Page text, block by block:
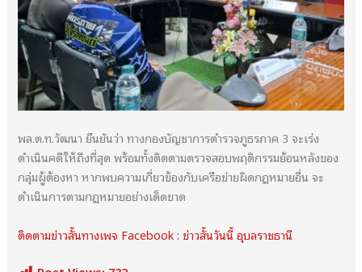
พล.ต.ท.วัฒนา ยืนยันว่า ทางกองบัญชาการตำรวจภูธรภาค 3 จะเร่ง
ดำเนินคดีให้ถึงที่สุด พร้อมทั้งติดตามตรวจสอบพฤติกรรมย้อนหลังของ
กลุ่มผู้ต้องหา หากพบความเกี่ยวข้องกับเครือข่ายผิดกฎหมายอื่น จะ
ดำเนินการตามกฎหมายอย่างเด็ดขาด
ติดตามข่าวสั้นทางเพจ Facebook : ข่าวสั้นวันนี้ อุบลราชธานี